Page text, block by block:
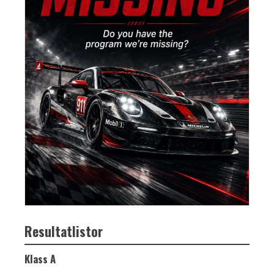
Resultatlistor
Klass A